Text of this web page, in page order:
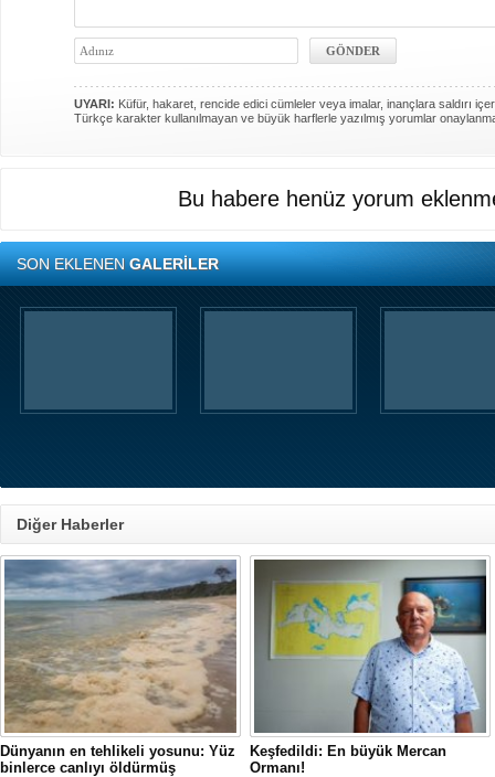
UYARI: Küfür, hakaret, rencide edici cümleler veya imalar, inançlara saldırı
Türkçe karakter kullanılmayan ve büyük harflerle yazılmış yorumlar
Bu habere henüz yorum
SON EKLENENGALERİLER
Diğer Haberler
Dünyanın en tehlikeli yosunu: Yüz
binlerce canlıyı öldürmüş
Keşfedildi: En büyük Mercan
Ormanı!